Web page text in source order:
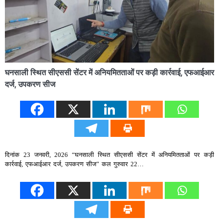
घनसाली स्थित सीएससी सेंटर में अनियमितताओं पर कड़ी कार्रवाई, एफआईआर
दर्ज, उपकरण सीज
दिनांक 23 जनवरी, 2026 “घनसाली स्थित सीएससी सेंटर में अनियमितताओं पर कड़ी
कार्रवाई, एफआईआर दर्ज, उपकरण सीज” कल गुरुवार 22…